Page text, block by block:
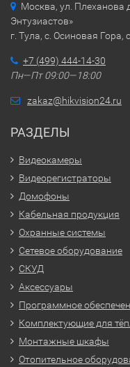
Москва, ул. Плеханова
Энтузиастов»
г. Тула, с. Осиновая Гора,
+7 (499) 444-14-30
Пн—Пт 09:00—18:00
zakaz@hikvision24.ru
РАЗДЕЛЫ
Видеокамеры
Видеорегистраторы
Домофоны
Кабельная продукция
Охранные системы
Сетевое оборудование
СКУД
Аксессуары
Программное
Комплектующие для
Монтажные шкафы
Отопительное